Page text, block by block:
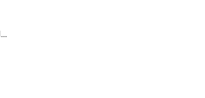
Dámské rifle LEE L301FRFH MARION STRAIGHT RINSE